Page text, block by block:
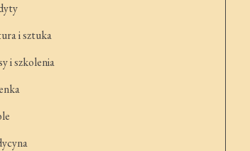
i sztuka
i szkolenia